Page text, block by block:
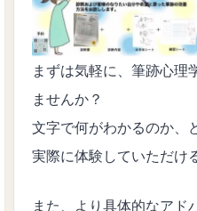
まずは気軽に、筆跡心理
ませんか？
文字で何がわかるのか、
実際に体験していただけ
また、より具体的なアド